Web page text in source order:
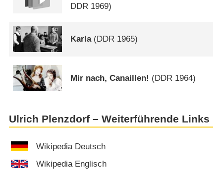
DDR 1969)
Karla(DDR 1965)
Mir nach, Canaillen! (DDR 1964)
Ulrich Plenzdorf – Weiterführende Links
Wikipedia Deutsch
Wikipedia Englisch